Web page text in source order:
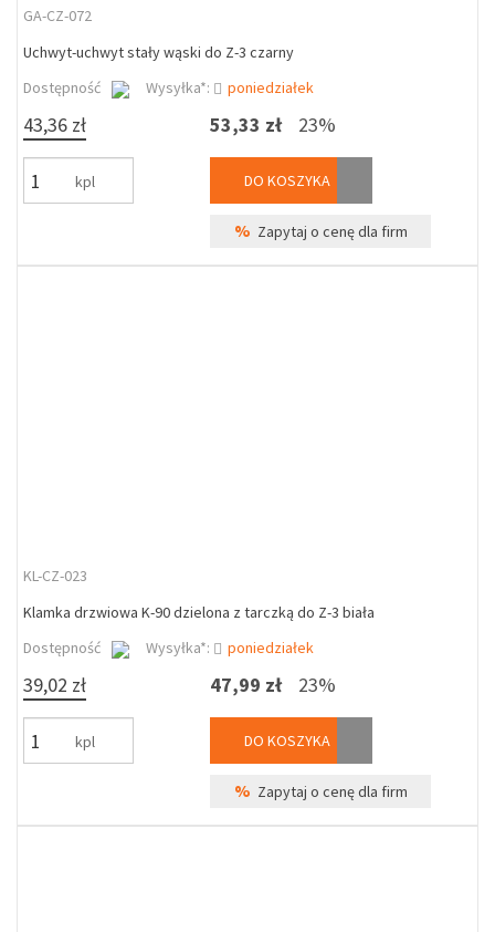
GA-CZ-072
Uchwyt-uchwyt stały wąski do Z-3 czarny
Dostępność
Wysyłka*: poniedziałek
43,36 zł
kpl
53,33 zł 23%
DO KOSZYKA
% Zapytaj o cenę dla firm
KL-CZ-023
Klamka drzwiowa K-90 dzielona z tarczką do Z-3 biała
Dostępność
Wysyłka*: poniedziałek
39,02 zł
kpl
47,99 zł 23%
DO KOSZYKA
% Zapytaj o cenę dla firm